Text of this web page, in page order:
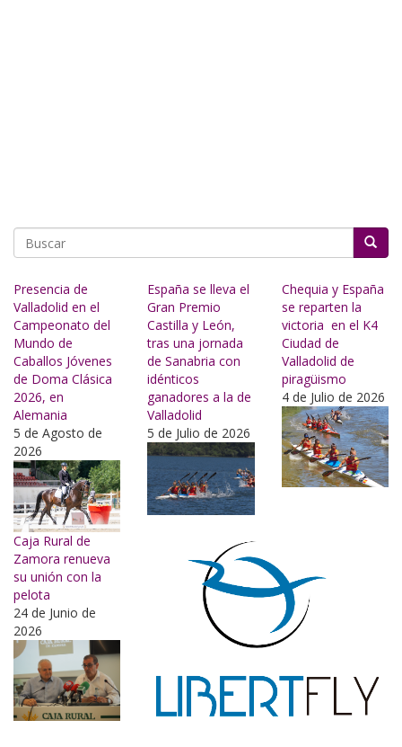
Presencia de
Valladolid en el
Campeonato del
Mundo de
Caballos Jóvenes
de Doma Clásica
2026, en
Alemania
5 de Agosto de
2026
España se lleva el
Gran Premio
Castilla y León,
tras una jornada
de Sanabria con
idénticos
ganadores a la de
Valladolid
5 de Julio de 2026
Chequia y España
se reparten la
victoria en el K4
Ciudad de
Valladolid de
piragüismo
4 de Julio de 2026
Caja Rural de
Zamora renueva
su unión con la
pelota
24 de Junio de
2026